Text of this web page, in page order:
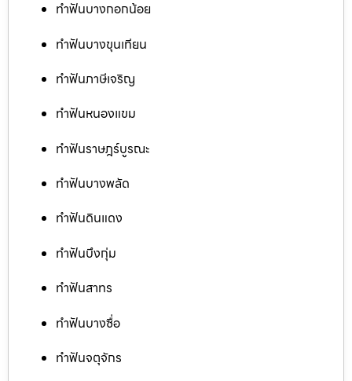
ทำฟันบางกอกน้อย
ทำฟันบางขุนเทียน
ทำฟันภาษีเจริญ
ทำฟันหนองแขม
ทำฟันราษฎร์บูรณะ
ทำฟันบางพลัด
ทำฟันดินแดง
ทำฟันบึงกุ่ม
ทำฟันสาทร
ทำฟันบางซื่อ
ทำฟันจตุจักร